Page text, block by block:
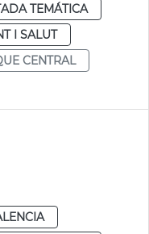
TEMÁTICA
I SALUT
CENTRAL